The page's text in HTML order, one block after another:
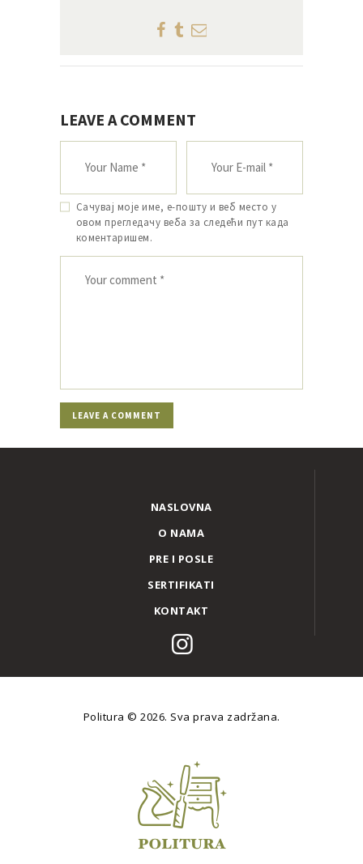
LEAVE A COMMENT
Сачувај моје име, е-пошту и веб место у
овом прегледачу веба за следећи пут када
коментаришем.
NASLOVNA
O NAMA
PRE I POSLE
SERTIFIKATI
KONTAKT
Politura © 2026. Sva prava zadržana.